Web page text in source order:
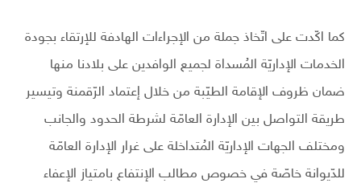
كما اكّدت على اتّخاذ جملة من الإجراءات الهادفة للإرتقاء بجودة
الخدمات الإداريّة المُسداة لجميع الوافدين على بلادنا منها
ضمان ظروف الإقامة الطيّبة من خلال إعتماد الرّقمنة وتيسير
طريقة التواصل بين الإدارة العامّة لشرطة الحدود والجانب
ومختلف الجهات الإداريّة المُتداخلة على غرار الإدارة العامّة
للدّيوانة خاصّة في خصوص مطالب الإنتفاع بامتياز الإعفاء